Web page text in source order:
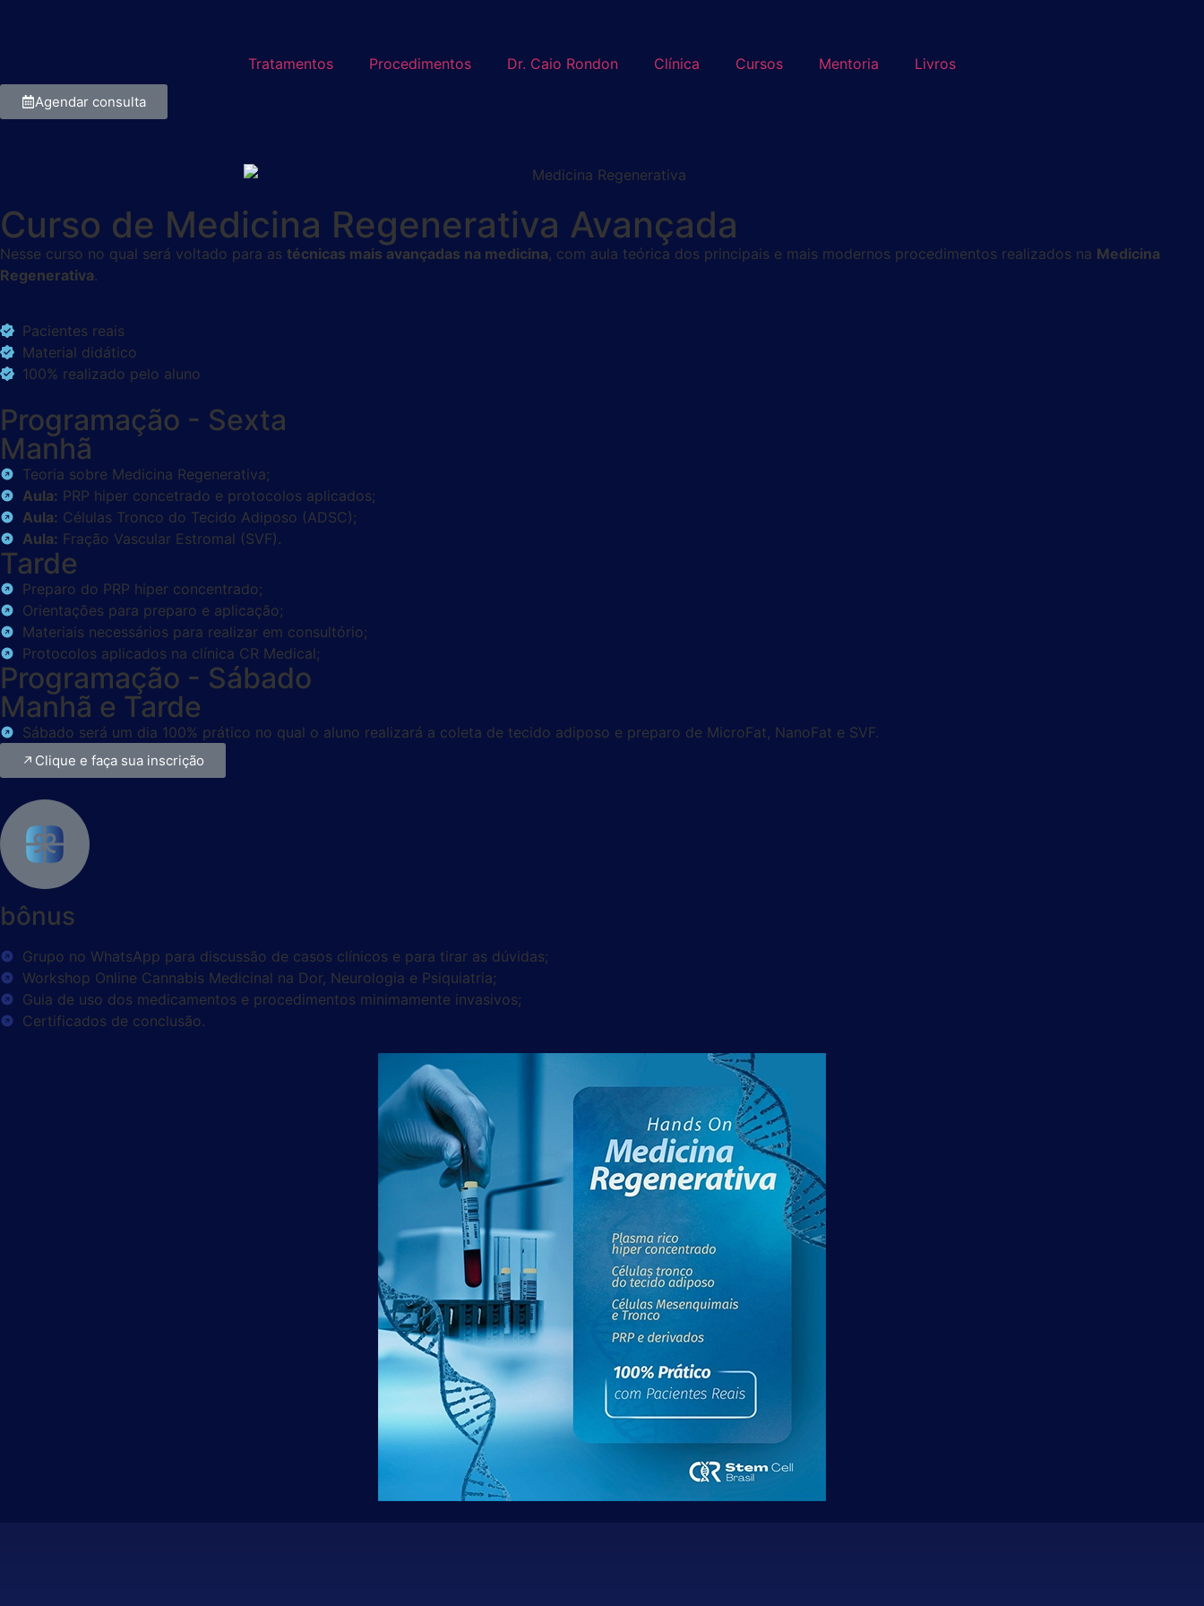
Tratamentos Procedimentos Dr. Caio Rondon Clínica Cursos Mentoria Livros
Agendar consulta
Curso de Medicina Regenerativa Avançada
Nesse curso no qual será voltado para as técnicas mais avançadas na medicina, com aula teórica dos principais e mais modernos procedimentos realizados na Medicina
Regenerativa.
Pacientes reais
Material didático
100% realizado pelo aluno
Programação - Sexta
Manhã
Teoria sobre Medicina Regenerativa;
Aula: PRP hiper concetrado e protocolos aplicados;
Aula: Células Tronco do Tecido Adiposo (ADSC);
Aula: Fração Vascular Estromal (SVF).
Tarde
Preparo do PRP hiper concentrado;
Orientações para preparo e aplicação;
Materiais necessários para realizar em consultório;
Protocolos aplicados na clínica CR Medical;
Programação - Sábado
Manhã e Tarde
Sábado será um dia 100% prático no qual o aluno realizará a coleta de tecido adiposo e preparo de MicroFat, NanoFat e SVF.
Clique e faça sua inscrição
bônus
Grupo no WhatsApp para discussão de casos clínicos e para tirar as dúvidas;
Workshop Online Cannabis Medicinal na Dor, Neurologia e Psiquiatria;
Guia de uso dos medicamentos e procedimentos minimamente invasivos;
Certificados de conclusão.